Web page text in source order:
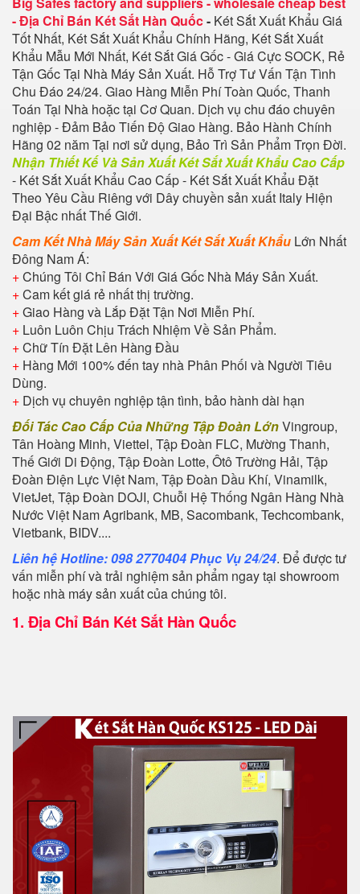
-Địa Chỉ Bán Két Sắt Hàn Quốc- Két Sắt Xuất Khẩu Giá
Tốt Nhất, Két Sắt Xuất Khẩu Chính Hãng, Két Sắt Xuất
Khẩu Mẫu Mới Nhất, Két Sắt Giá Gốc - Giá Cực SOCK, Rẻ
Tận Gốc Tại Nhà Máy Sản Xuất. Hỗ Trợ Tư Vấn Tận Tình
Chu Đáo 24/24. Giao Hàng Miễn Phí Toàn Quốc, Thanh
Toán Tại Nhà hoặc tại Cơ Quan. Dịch vụ chu đáo chuyên
nghiệp - Đảm Bảo Tiến Độ Giao Hàng. Bảo Hành Chính
Hãng 02 năm Tại nơi sử dụng, Bảo Trì Sản Phẩm Trọn Đời.
Nhận Thiết Kế Và Sản Xuất Két Sắt Xuất Khẩu Cao Cấp
- Két Sắt Xuất Khẩu Cao Cấp - Két Sắt Xuất Khẩu Đặt
Theo Yêu Cầu Riêng với Dây chuyền sản xuất Italy Hiện
Đại Bậc nhất Thế Giới.
Cam Kết Nhà Máy Sản Xuất KétSắt Xuất Khẩu Lớn Nhất
Đông Nam Á:
+Chúng Tôi Chỉ Bán Với Giá Gốc Nhà Máy Sản Xuất.
+Cam kết giá rẻ nhất thị trường.
+Giao Hàng và Lắp Đặt Tận Nơi Miễn Phí.
+ Luôn Luôn Chịu Trách Nhiệm Về Sản Phẩm.
+Chữ Tín Đặt Lên Hàng Đầu
+ Hàng Mới 100% đến tay nhà Phân Phối và Người Tiêu
Dùng.
+ Dịch vụ chuyên nghiệp tận tình, bảo hành dài hạn
Đối Tác Cao Cấp Của Những Tập Đoàn LớnVingroup,
Tân Hoàng Minh, Viettel, Tập Đoàn FLC, Mường Thanh,
Thế Giới Di Động, Tập Đoàn Lotte, Ôtô Trường Hải, Tập
Đoàn Điện Lực Việt Nam, Tập Đoàn Dầu Khí, Vinamilk,
VietJet, Tập Đoàn DOJI, Chuỗi Hệ Thống Ngân Hàng Nhà
Nước Việt Nam Agribank, MB, Sacombank, Techcombank,
Vietbank, BIDV....
Liên hệ Hotline: 098 2770404 Phục Vụ 24/24. Để được tư
vấn miễn phí và trải nghiệm sản phẩm ngay tại showroom
hoặc nhà máy sản xuất của chúng tôi.
1. Địa Chỉ Bán Két Sắt Hàn Quốc